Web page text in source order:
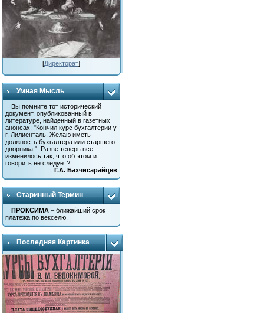
[Директорат]
Умная Мысль
Вы помните тот исторический
документ, опубликованный в
литературе, найденный в газетных
анонсах: "Кончил курс бухгалтерии у
г. Лилиенталь. Желаю иметь
должность бухгалтера или старшего
дворника.". Разве теперь все
изменилось так, что об этом и
говорить не следует?
Г.А. Бахчисарайцев
Старинный Термин
ПРОКСИМА – ближайший срок
платежа по векселю.
Последняя Картинка